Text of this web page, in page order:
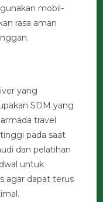
mobil-
rasa aman
yang
SDM yang
travel
pada saat
dan pelatihan
untuk
agar dapat terus